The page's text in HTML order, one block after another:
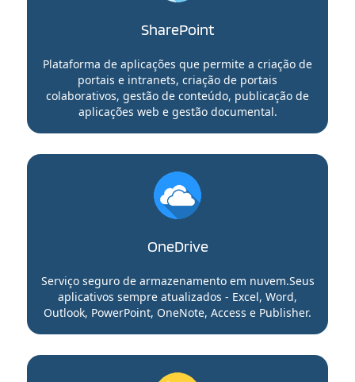
SharePoint
Plataforma de aplicações que permite a criação de
portais e intranets, criação de portais
colaborativos, gestão de conteúdo, publicação de
aplicações web e gestão documental.
OneDrive
Serviço seguro de armazenamento em nuvem.Seus
aplicativos sempre atualizados - Excel, Word,
Outlook, PowerPoint, OneNote, Access e Publisher.